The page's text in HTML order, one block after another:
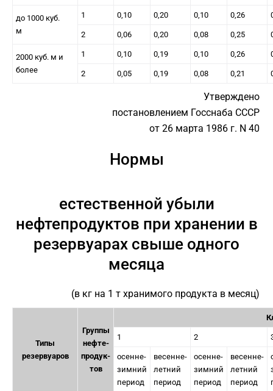
до 1000 куб.
м
1 0,10 0,20 0,10 0,26
2 0,06 0,20 0,08 0,25
2000 куб. м и
более
1 0,10 0,19 0,10 0,26
2 0,05 0,19 0,08 0,21
Утверждено
постановлением Госснаба СССР
от 26 марта 1986 г. N 40
Нормы
естественной убыли
нефтепродуктов при хранении в
резервуарах свыше одного
месяца
(в кг на 1 т хранимого продукта в месяц)
Типы
резервуаров
Группы
нефте-
продук-
тов
1 2
осенне-
зимний
период
весенне-
летний
период
осенне-
зимний
период
весенне-
летний
период